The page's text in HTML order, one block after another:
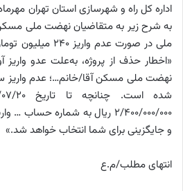
اداره کل راه و شهرسازی استان تهران
به شرح زیر به متقاضیان نهضت ملی
«اخطار حذف از پروژه، به‌علت عدو واریز
نهضت ملی مسکن آقا/خانم…؛ عدم واریز
۲/۴۰۰/۰۰۰/۰۰۰ ریال به شماره
و جایگزینی برای شما انتخاب خواهد شد.»
انتهای مطلب/م.ع